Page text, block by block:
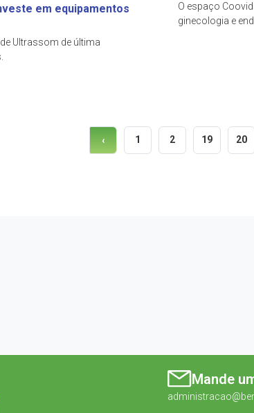
em equipamentos
Ultrassom de última
O espaço
ginecologia e
‹ 1 2 19 20
Mande